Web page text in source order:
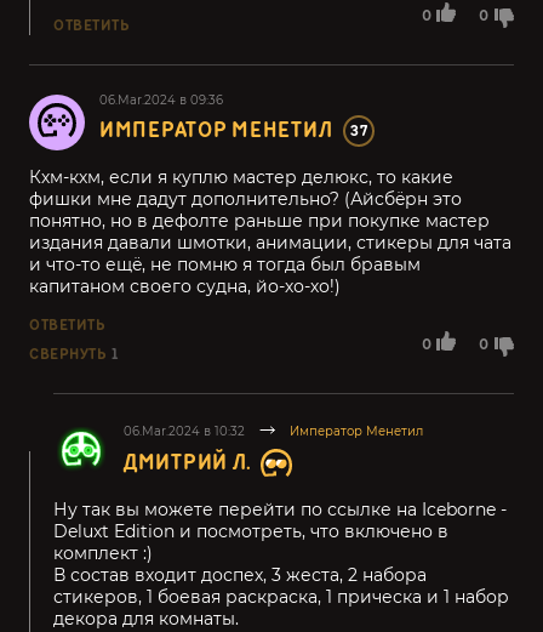
0 0
ОТВЕТИТЬ
06.Mar.2024 в 09:36
ИМПЕРАТОР МЕНЕТИЛ 37
0 0
Кхм-кхм, если я куплю мастер делюкс, то какие
фишки мне дадут дополнительно? (Айсбëрн это
понятно, но в дефолте раньше при покупке мастер
издания давали шмотки, анимации, стикеры для чата
и что-то ещë, не помню я тогда был бравым
капитаном своего судна, йо-хо-хо!)
ОТВЕТИТЬ
СВЕРНУТЬ 1
06.Mar.2024 в 10:32 Император Менетил
ДМИТРИЙ Л.
Ну так вы можете перейти по ссылке на Iceborne -
Deluxt Edition и посмотреть, что включено в
комплект :)
В состав входит доспех, 3 жеста, 2 набора
стикеров, 1 боевая раскраска, 1 прическа и 1 набор
декора для комнаты.